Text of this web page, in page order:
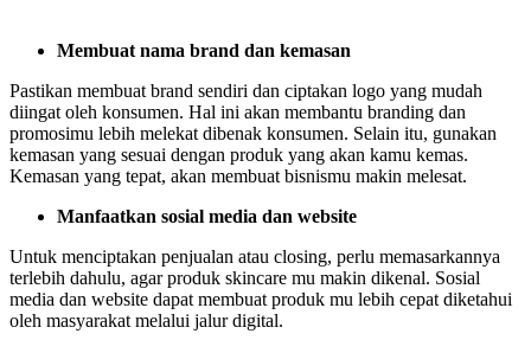
Membuat nama brand dan kemasan
Pastikan membuat brand sendiri dan ciptakan logo yang mudah
diingat oleh konsumen. Hal ini akan membantu branding dan
promosimu lebih melekat dibenak konsumen. Selain itu, gunakan
kemasan yang sesuai dengan produk yang akan kamu kemas.
Kemasan yang tepat, akan membuat bisnismu makin melesat.
Manfaatkan sosial media dan website
Untuk menciptakan penjualan atau closing, perlu memasarkannya
terlebih dahulu, agar produk skincare mu makin dikenal. Sosial
media dan website dapat membuat produk mu lebih cepat diketahui
oleh masyarakat melalui jalur digital.